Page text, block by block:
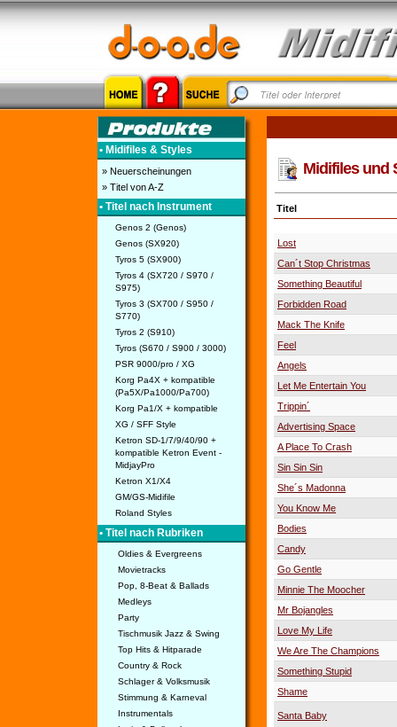
• Midifiles & Styles
» Neuerscheinungen
» Titel von A-Z
• Titel nach Instrument
Genos 2 (Genos)
Genos (SX920)
Tyros 5 (SX900)
Tyros 4 (SX720 / S970 /
S975)
Tyros 3 (SX700 / S950 /
S770)
Tyros 2 (S910)
Tyros (S670 / S900 / 3000)
PSR 9000/pro / XG
Korg Pa4X + kompatible
(Pa5X/Pa1000/Pa700)
Korg Pa1/X + kompatible
XG / SFF Style
Ketron SD-1/7/9/40/90 +
kompatible Ketron Event -
MidjayPro
Ketron X1/X4
GM/GS-Midifile
Roland Styles
• Titel nach Rubriken
Oldies & Evergreens
Movietracks
Pop, 8-Beat & Ballads
Medleys
Party
Tischmusik Jazz & Swing
Top Hits & Hitparade
Country & Rock
Schlager & Volksmusik
Stimmung & Karneval
Instrumentals
Midifiles und
Titel
Lost
Can´t Stop Christmas
Something Beautiful
Forbidden Road
Mack The Knife
Feel
Angels
Let Me Entertain You
Trippin´
Advertising Space
A Place To Crash
Sin Sin Sin
She´s Madonna
You Know Me
Bodies
Candy
Go Gentle
Minnie The Moocher
Mr Bojangles
Love My Life
We Are The Champions
Something Stupid
Shame
Santa Baby